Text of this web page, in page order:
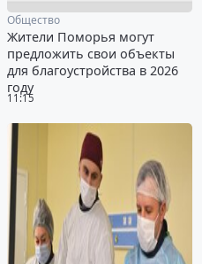
11:15
Общество
Жители Поморья могут
предложить свои объекты
для благоустройства в 2026
году